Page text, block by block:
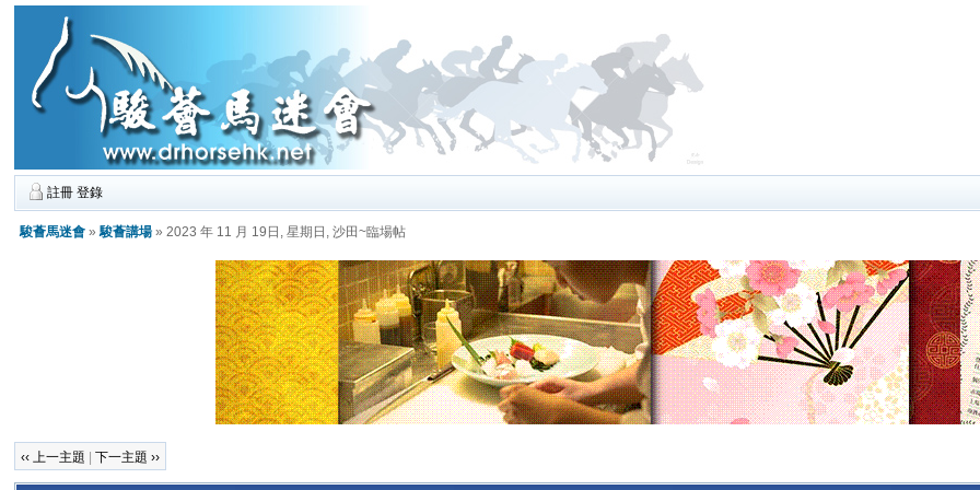
註冊 登錄
駿薈馬迷會 »駿薈講場 » 2023 年 11 月 19日, 星期日, 沙田~臨場帖
‹‹ 上一主題 |下一主題 ››